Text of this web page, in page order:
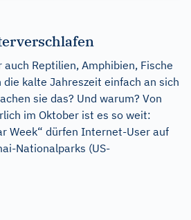
Reptilien, Amphibien, Fische
die kalte Jahreszeit einfach an sich
sie das? Und warum? Von
im Oktober ist es so weit:
Week“ dürfen Internet-User auf
Nationalparks (US-